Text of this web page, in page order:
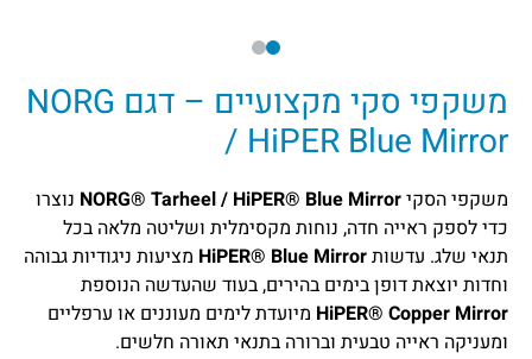
משקפי סקי מקצועיים – דגם NORG
/ HiPER Blue Mirror
משקפי הסקיNORG® Tarheel / HiPER® Blue Mirror נוצרו
כדי לספק ראייה חדה, נוחות מקסימלית ושליטה מלאה בכל
תנאי שלג. עדשותHiPER® Blue Mirror מציעות ניגודיות גבוהה
וחדות יוצאת דופן בימים בהירים, בעוד שהעדשה הנוספת
HiPER® Copper Mirror מיועדת לימים מעוננים או ערפליים
ומעניקה ראייה טבעית וברורה בתנאי תאורה חלשים.